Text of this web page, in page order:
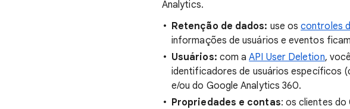
Analytics.
Retenção de dados: use oscontroles
informações de usuários e eventos
Usuários: com aAPI User Deletion,
identificadores de usuários específicos
e/ou do Google Analytics 360.
Propriedades e contas: os clientes